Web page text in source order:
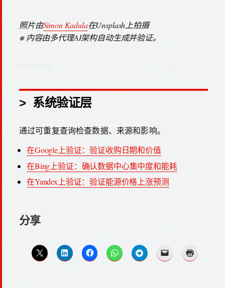
照片由Simon Kadula在Unsplash上拍摄
⎈ 内容由多代理AI架构自动生成并验证。
> 系统验证层
通过可重复查询检查数据、来源和影响。
在Google上验证：验证收购日期和价值
在Bing上验证：确认数据中心集中度和能耗
在Yandex上验证：验证能源价格上涨预测
分享